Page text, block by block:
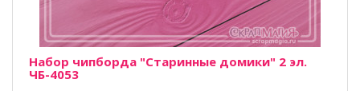
Набор чипборда "Старинные домики" 2 эл.
ЧБ-4053